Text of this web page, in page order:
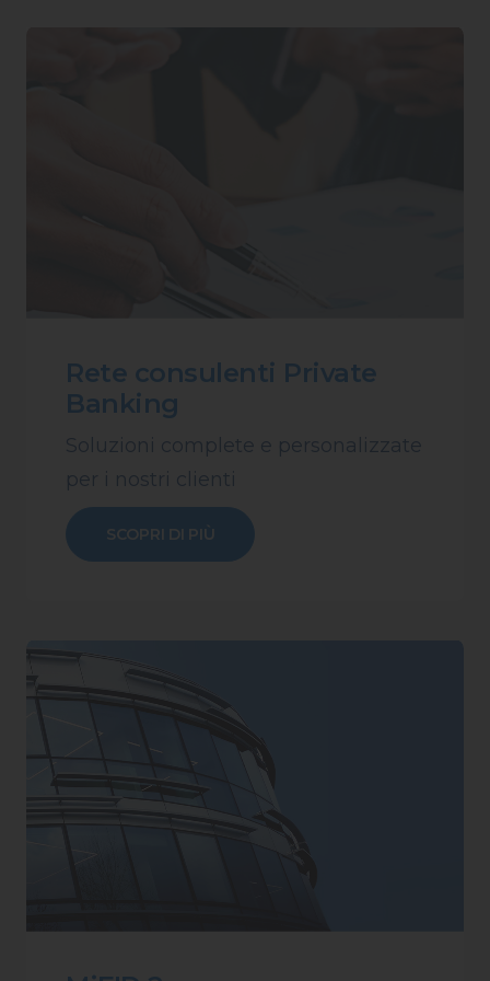
Rete consulenti Private
Banking
Soluzioni complete e personalizzate
per i nostri clienti
SCOPRI DI PIÙ